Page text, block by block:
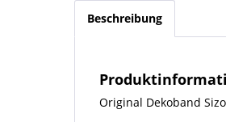
Beschreibung
Original Dekoband